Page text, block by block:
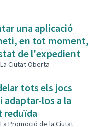
una aplicació
en tot moment,
de l'expedient
La Ciutat Oberta
tots els jocs
los a la
La Promoció de la Ciutat